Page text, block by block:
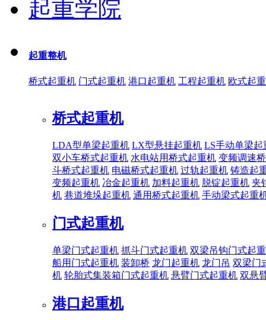
起重学院
起重整机
桥式起重机 门式起重机 港口起重机 工程起重机 欧式起
桥式起重机
LDA型单梁起重机 LX型悬挂起重机 LS手动单梁起
双小车桥式起重机 水电站用桥式起重机 变频调速
斗桥式起重机 电磁桥式起重机 过轨起重机 铸造起
变频起重机 冶金起重机 加料起重机 脱锭起重机 夹
机 巷道堆垛起重机 通用桥式起重机 手动梁式起重
门式起重机
单梁门式起重机 抓斗门式起重机 双梁吊钩门式起
船用门式起重机 装卸桥 龙门起重机 龙门吊 双梁门
机 轮胎式集装箱门式起重机 悬臂门式起重机 双悬
港口起重机